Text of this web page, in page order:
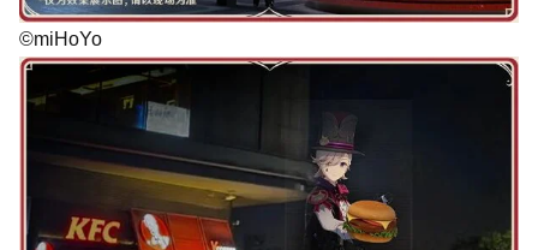
©miHoYo